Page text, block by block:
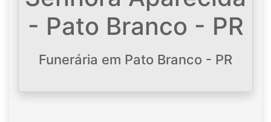
- Pato Branco - PR
Funerária em Pato Branco - PR